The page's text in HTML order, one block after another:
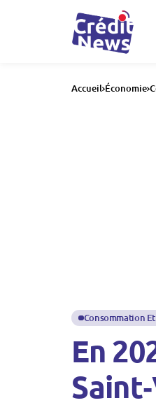
Accueil Économie
Consommation
En